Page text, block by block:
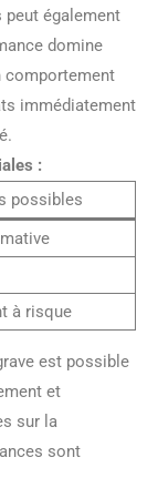
également
domine
comportement
immédiatement
:
possibles
à risque
est possible
et
sur la
sont